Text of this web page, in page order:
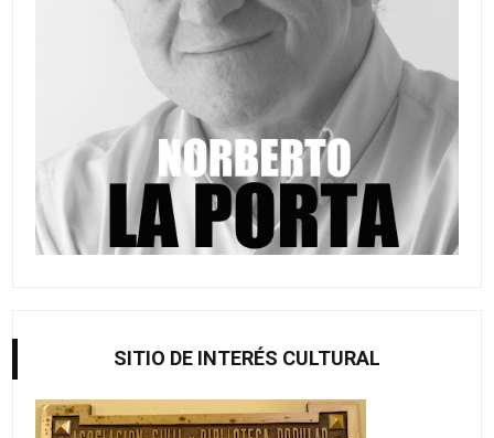
SITIO DE INTERÉS CULTURAL